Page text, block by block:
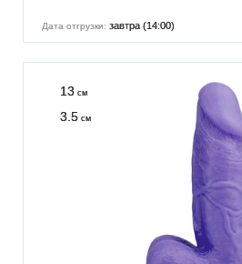
Дата отгрузки: завтра (14:00)
13 см
3.5 см